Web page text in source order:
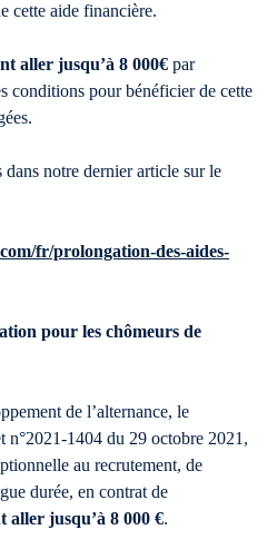
cette aide financière.
aller jusqu’à 8 000€ par
conditions pour bénéficier de cette
notre dernier article sur le
fr/prolongation-des-aides-
pour les chômeurs de
de l’alternance, le
n°2021-1404 du 29 octobre 2021,
au recrutement, de
durée, en contrat de
aller jusqu’à 8 000 €.